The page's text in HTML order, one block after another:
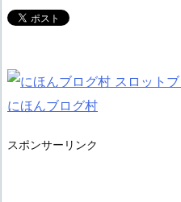
にほんブログ村
スポンサーリンク